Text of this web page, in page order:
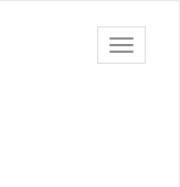
barra